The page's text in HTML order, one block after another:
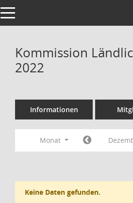
Toggle navigation
Kommission
2022
Informationen
Monat
Keine Daten gefunden.